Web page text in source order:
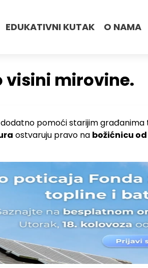
EDUKATIVNI KUTAK O NAMA
visini mirovine.
dodatno pomoći starijim
ostvaruju pravo na božićnicu